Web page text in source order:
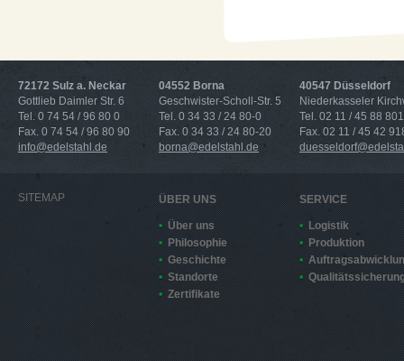
72172 Sulz a. Neckar
Gottlieb Daimler Str. 6
Tel. 0 74 54 / 96 80 0
Fax. 0 74 54 / 96 80 90
info@edelstahl.de
04552 Borna
Geschwister-Scholl-Str. 5
Tel. 0 34 33 / 24 80-0
Fax. 0 34 33 / 24 80-20
borna@edelstahl.de
40547 Düsseldorf
Niederkasseler
Tel. 02 11 / 45 88 801
Fax. 02 11 / 45 42
SITEMAP ÜBER UNS
Über uns
Philosophie
Geschichte
Standorte
Zertifikate
SERVICE
Logistik
Produktion